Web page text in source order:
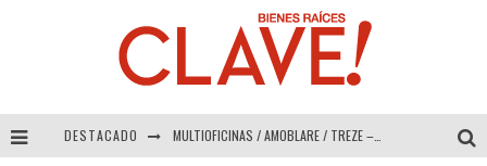
DESTACADO MULTIOFICINAS / AMOBLARE / TREZE – Especial Interiorismo & Decoración 2026